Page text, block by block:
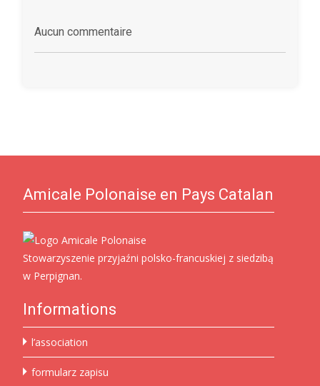
Aucun commentaire
Amicale Polonaise en Pays Catalan
Stowarzyszenie przyjaźni polsko-francuskiej z siedzibą
w Perpignan.
Informations
l’association
formularz zapisu